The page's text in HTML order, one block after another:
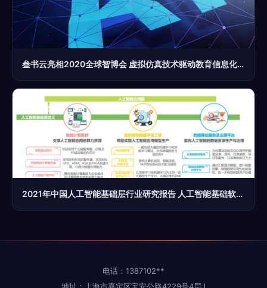
叁书云亮相2020全球智博会 虚拟仿真技术驱动教育信息化新浪潮
2021年中国人工智能基础层行业研究报告 人工智能基础软件发展分析
电话：1387102**